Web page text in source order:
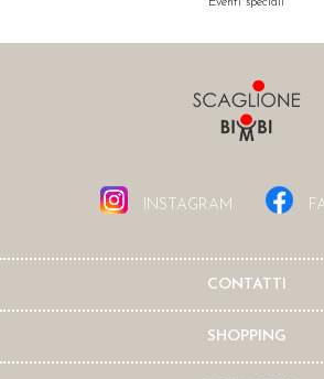
INSTAGRAM
CONTATTI
SHOPPING